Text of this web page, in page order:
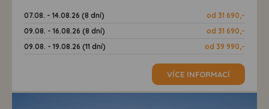
07.08. - 14.08.26 (8 dní)
od 31 690,-
09.08. - 16.08.26 (8 dní)
od 31 690,-
09.08. - 19.08.26 (11 dní)
od 39 990,-
VÍCE INFORMACÍ